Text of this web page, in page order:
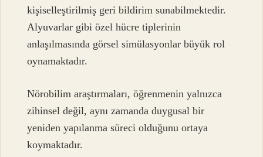
kişiselleştirilmiş geri bildirim sunabilmektedir.
Alyuvarlar gibi özel hücre tiplerinin
anlaşılmasında görsel simülasyonlar büyük rol
oynamaktadır.
Nörobilim araştırmaları, öğrenmenin yalnızca
zihinsel değil, aynı zamanda duygusal bir
yeniden yapılanma süreci olduğunu ortaya
koymaktadır.